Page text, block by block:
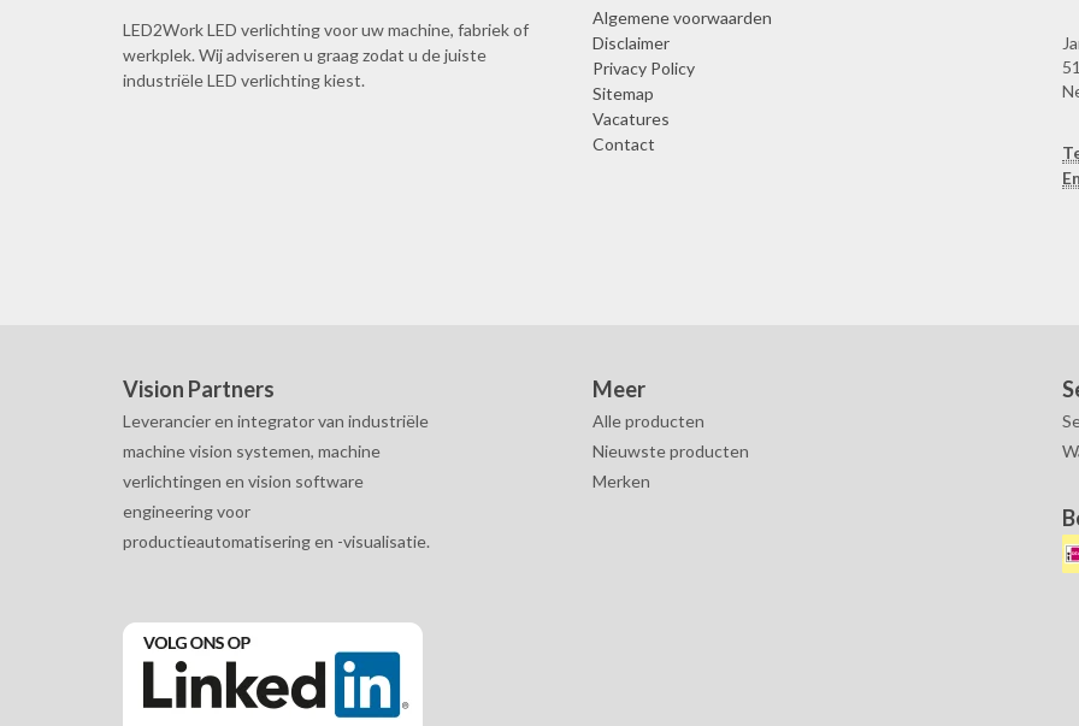
LED2Work LED verlichting voor uw machine, fabriek of
werkplek. Wij adviseren u graag zodat u de juiste
industriële LED verlichting kiest.
Algemene voorwaarden
Disclaimer
Privacy Policy
Sitemap
Vacatures
Contact
Vision Partners
Leverancier en integrator van industriële
machine vision systemen, machine
verlichtingen en vision software
engineering voor
productieautomatisering en -visualisatie.
Meer
Alle producten
Nieuwste producten
Merken